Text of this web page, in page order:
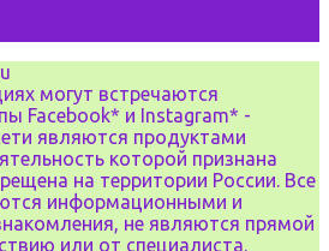
могут встречаются
Facebook* и Instagram* -
являются продуктами
которой признана
на территории России. Все
информационными и
не являются прямой
или от специалиста.